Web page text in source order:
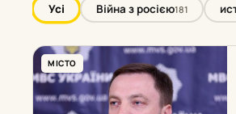
Усі Війна з росією181
МІСТО